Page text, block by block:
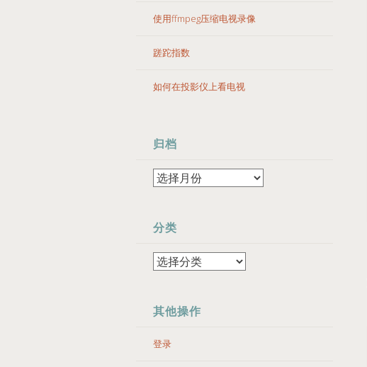
使用ffmpeg压缩电视录像
蹉跎指数
如何在投影仪上看电视
归档
分类
其他操作
登录